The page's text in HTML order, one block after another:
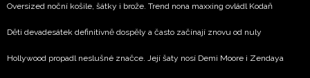
Oversized noční košile, šátky i brože. Trend nona maxxing ovládl Kodaň
Děti devadesátek definitivně dospěly a často začínají znovu od nuly
Hollywood propadl neslušné značce. Její šaty nosí Demi Moore i Zendaya